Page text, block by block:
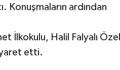
Konuşmaların ardından
İlkokulu, Halil Falyalı Özel
etti.